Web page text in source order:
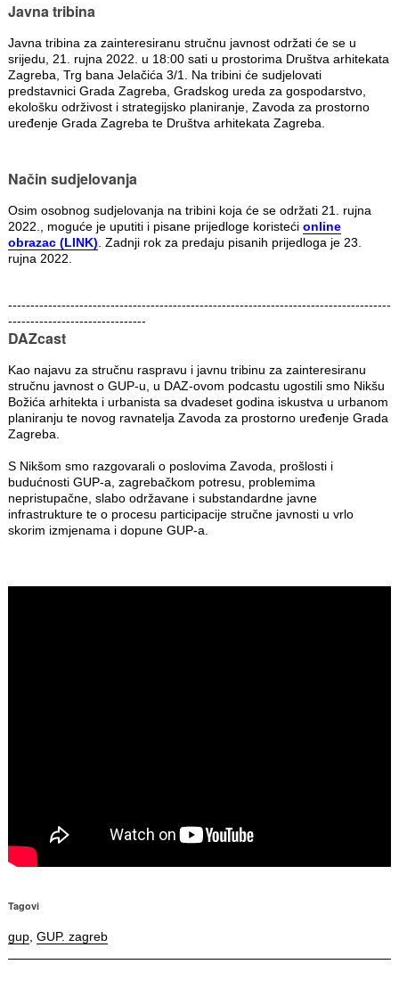
Javna tribina
Javna tribina za zainteresiranu stručnu javnost održati će se u
srijedu, 21. rujna 2022. u 18:00 sati u prostorima Društva arhitekata
Zagreba, Trg bana Jelačića 3/1. Na tribini će sudjelovati
predstavnici Grada Zagreba, Gradskog ureda za gospodarstvo,
ekološku održivost i strategijsko planiranje, Zavoda za prostorno
uređenje Grada Zagreba te Društva arhitekata Zagreba.
Način sudjelovanja
Osim osobnog sudjelovanja na tribini koja će se održati 21. rujna
2022., moguće je uputiti i pisane prijedloge koristeći online
obrazac (LINK) . Zadnji rok za predaju pisanih prijedloga je 23.
rujna 2022.
--------------------------------------------------------------------------------------
-------------------------------
DAZcast
Kao najavu za stručnu raspravu i javnu tribinu za zainteresiranu
stručnu javnost o GUP-u, u DAZ-ovom podcastu ugostili smo Nikšu
Božića arhitekta i urbanista sa dvadeset godina iskustva u urbanom
planiranju te novog ravnatelja Zavoda za prostorno uređenje Grada
Zagreba.
S Nikšom smo razgovarali o poslovima Zavoda, prošlosti i
budućnosti GUP-a, zagrebačkom potresu, problemima
nepristupačne, slabo održavane i substandardne javne
infrastrukture te o procesu participacije stručne javnosti u vrlo
skorim izmjenama i dopune GUP-a.
Tagovi
gup, GUP. zagreb